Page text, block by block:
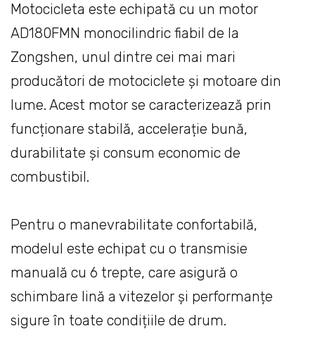
Motocicleta este echipată cu un motor
AD180FMN monocilindric fiabil de la
Zongshen, unul dintre cei mai mari
producători de motociclete și motoare din
lume. Acest motor se caracterizează prin
funcționare stabilă, accelerație bună,
durabilitate și consum economic de
combustibil.
Pentru o manevrabilitate confortabilă,
modelul este echipat cu o transmisie
manuală cu 6 trepte, care asigură o
schimbare lină a vitezelor și performanțe
sigure în toate condițiile de drum.